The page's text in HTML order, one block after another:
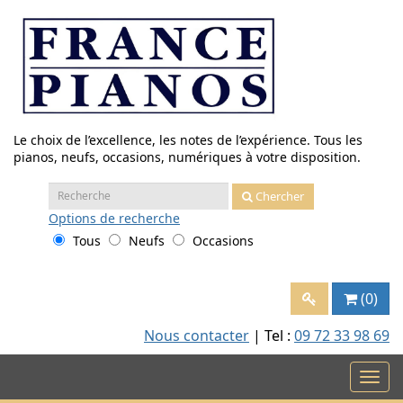
contenu
Le choix de l’excellence, les notes de l’expérience. Tous les
pianos, neufs, occasions, numériques à votre disposition.
Recherche
:
Chercher
Options de recherche
Tous
Neufs Occasions
(0)
Nous contacter | Tel : 09 72 33 98 69